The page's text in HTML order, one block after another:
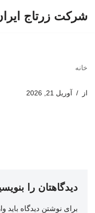
شرکت زرتاج
خانه
از آوریل 21, 2026
دیدگاهتان را
برای نوشتن دیدگاه باید